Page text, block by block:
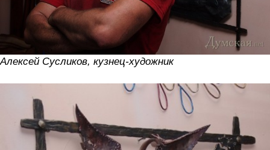
Алексей Сусликов, кузнец-художник